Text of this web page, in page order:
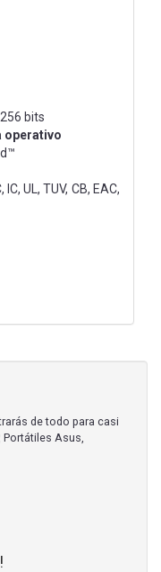
bits
operativo
IC, UL, TUV, CB, EAC,
de todo para casi
Asus,